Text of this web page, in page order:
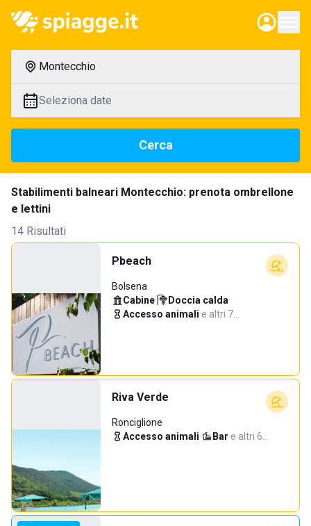
Montecchio
Seleziona date
Cerca
Stabilimenti balneari Montecchio: prenota ombrellone
e lettini
14 Risultati
Pbeach
Bolsena
Cabine· Doccia calda·
Accesso animali·e altri 7…
Riva Verde
Ronciglione
Accesso animali· Bar·e altri 6…